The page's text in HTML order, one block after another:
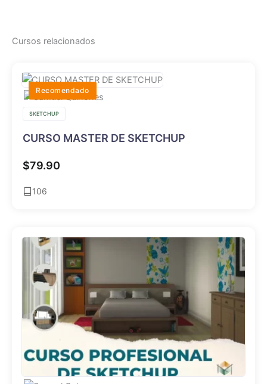
Cursos relacionados
Recomendado
SKETCHUP
CURSO MASTER DE SKETCHUP
$79.90
106